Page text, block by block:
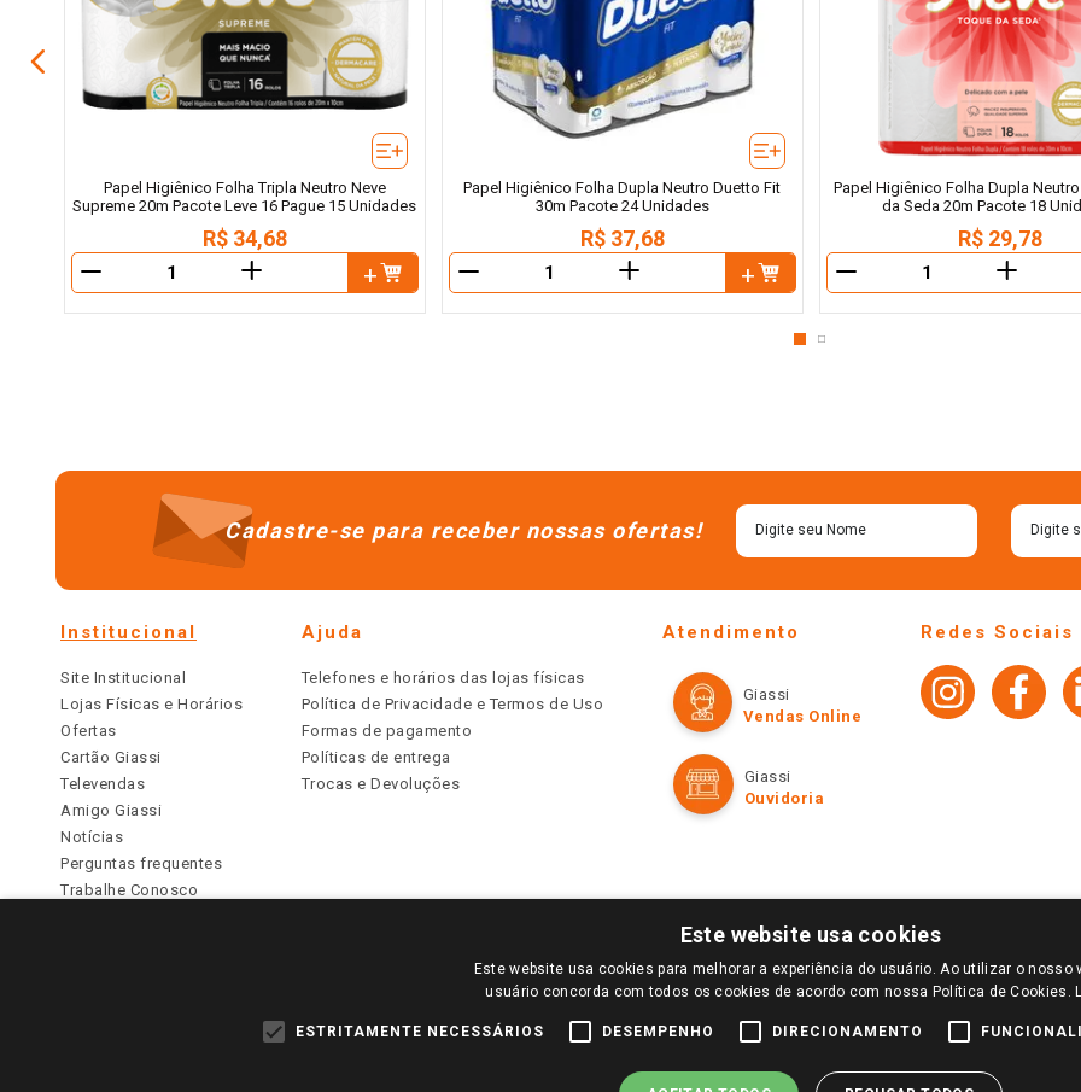
Papel Higiênico Folha Tripla Neutro Neve
Supreme 20m Pacote Leve 16 Pague 15 Unidades
R$ 34,68
＋
Papel Higiênico Folha Dupla Neutro Duetto Fit
30m Pacote 24 Unidades
R$ 37,68
＋
Papel Higiênico Folha Dupla
da Seda 20m Pacote 18
R$ 29,78
＋
Cadastre-se para receber nossas ofertas!
Institucional
Site Institucional
Lojas Físicas e Horários
Ofertas
Cartão Giassi
Televendas
Amigo Giassi
Notícias
Perguntas frequentes
Trabalhe Conosco
Ajuda
Telefones e horários das lojas físicas
Política de Privacidade e Termos de Uso
Formas de pagamento
Políticas de entrega
Trocas e Devoluções
Atendimento
Giassi
Vendas Online
Giassi
Ouvidoria
Redes Sociais
PARA VER OS PREÇOS DA SUA REGIÃO, FAÇA LOGIN E SELECIONE A LOJA DE SUA PREFERÊNCIA. SOMENTE APÓS O LOGIN, OS
TODOS OS PREÇOS E CONDIÇÕES COMERCIAIS DESTE SITE SÃO VÁLIDOS APENAS PARA COMPRAS REALIZADAS NO GIASSI.COM.BR E NA LOJA
DE BUSCAS.
Este website usa cookies
Este website usa cookies para melhorar a experiência do usuário. Ao utilizar o nosso
usuário concorda com todos os cookies de acordo com nossa Política de Cookies.
ESTRITAMENTE NECESSÁRIOS DESEMPENHO DIRECIONAMENTO